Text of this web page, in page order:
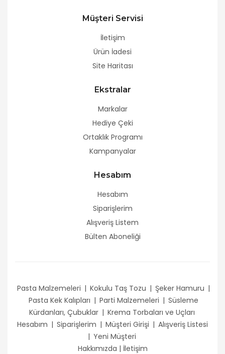
Müşteri Servisi
İletişim
Ürün İadesi
Site Haritası
Ekstralar
Markalar
Hediye Çeki
Ortaklık Programı
Kampanyalar
Hesabım
Hesabım
Siparişlerim
Alışveriş Listem
Bülten Aboneliği
Pasta Malzemeleri | Kokulu Taş Tozu | Şeker Hamuru |
Pasta Kek Kalıpları | Parti Malzemeleri | Süsleme
Kürdanları, Çubuklar | Krema Torbaları ve Uçları
Hesabım | Siparişlerim | Müşteri Girişi | Alışveriş Listesi
| Yeni Müşteri
Hakkımızda | İletişim